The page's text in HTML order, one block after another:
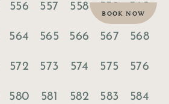
BOOK NOW
556 557 558
564 565 566 567 568
572 573 574 575 576
580 581 582 583 584